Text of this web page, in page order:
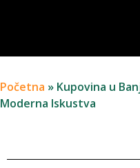
Početna » Kupovina u
Moderna Iskustva